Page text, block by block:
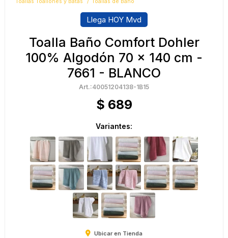
Toallas Toallones y Batas Toallas de Baño
Llega HOY Mvd
Toalla Baño Comfort Dohler
100% Algodón 70 x 140 cm -
7661 - BLANCO
40051204138-1B15
$ 689
Variantes:
Ubicar en Tienda